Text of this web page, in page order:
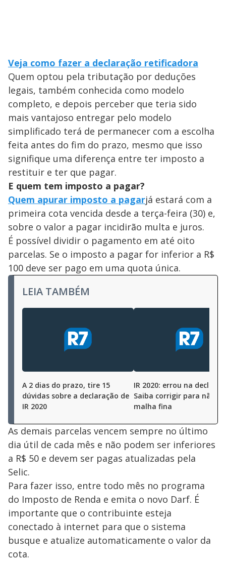
Veja como fazer a declaração retificadora
Quem optou pela tributação por deduções
legais, também conhecida como modelo
completo, e depois perceber que teria sido
mais vantajoso entregar pelo modelo
simplificado terá de permanecer com a escolha
feita antes do fim do prazo, mesmo que isso
signifique uma diferença entre ter imposto a
restituir e ter que pagar.
E quem tem imposto a pagar?
Quem apurar imposto a pagarjá estará com a
primeira cota vencida desde a terça-feira (30) e,
sobre o valor a pagar incidirão multa e juros.
É possível dividir o pagamento em até oito
parcelas. Se o imposto a pagar for inferior a R$
100 deve ser pago em uma quota única.
LEIA TAMBÉM
A 2 dias do prazo, tire 15
dúvidas sobre a declaração de
IR 2020
IR 2020: errou na
Saiba corrigir para não
malha fina
As demais parcelas vencem sempre no último
dia útil de cada mês e não podem ser inferiores
a R$ 50 e devem ser pagas atualizadas pela
Selic.
Para fazer isso, entre todo mês no programa
do Imposto de Renda e emita o novo Darf. É
importante que o contribuinte esteja
conectado à internet para que o sistema
busque e atualize automaticamente o valor da
cota.